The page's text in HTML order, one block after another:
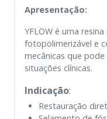
Apresentação:
YFLOW é uma
fotopolimerizável e
mecânicas que
situações clínicas.
Indicação:
Restauração